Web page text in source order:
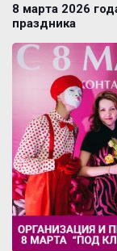
8 марта 2026
праздника